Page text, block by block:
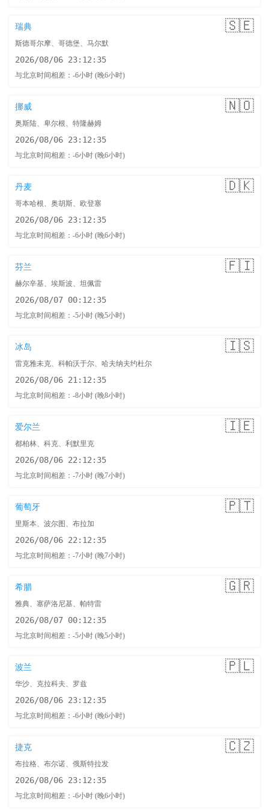
🇸🇪
瑞典
斯德哥尔摩、哥德堡、马尔默
2026/08/06 23:12:36
与北京时间相差：-6小时 (晚6小时)
🇳🇴
挪威
奥斯陆、卑尔根、特隆赫姆
2026/08/06 23:12:36
与北京时间相差：-6小时 (晚6小时)
🇩🇰
丹麦
哥本哈根、奥胡斯、欧登塞
2026/08/06 23:12:36
与北京时间相差：-6小时 (晚6小时)
🇫🇮
芬兰
赫尔辛基、埃斯波、坦佩雷
2026/08/07 00:12:36
与北京时间相差：-5小时 (晚5小时)
🇮🇸
冰岛
雷克雅未克、科帕沃于尔、哈夫纳夫约杜尔
2026/08/06 21:12:36
与北京时间相差：-8小时 (晚8小时)
🇮🇪
爱尔兰
都柏林、科克、利默里克
2026/08/06 22:12:36
与北京时间相差：-7小时 (晚7小时)
🇵🇹
葡萄牙
里斯本、波尔图、布拉加
2026/08/06 22:12:36
与北京时间相差：-7小时 (晚7小时)
🇬🇷
希腊
雅典、塞萨洛尼基、帕特雷
2026/08/07 00:12:36
与北京时间相差：-5小时 (晚5小时)
🇵🇱
波兰
华沙、克拉科夫、罗兹
2026/08/06 23:12:36
与北京时间相差：-6小时 (晚6小时)
🇨🇿
捷克
布拉格、布尔诺、俄斯特拉发
2026/08/06 23:12:36
与北京时间相差：-6小时 (晚6小时)